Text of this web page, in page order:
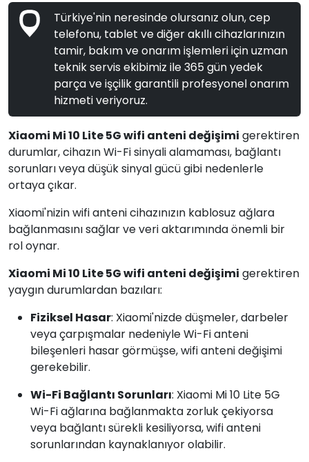
Türkiye'nin neresinde olursanız olun, cep
telefonu, tablet ve diğer akıllı cihazlarınızın
tamir, bakım ve onarım işlemleri için uzman
teknik servis ekibimiz ile 365 gün yedek
parça ve işçilik garantili profesyonel onarım
hizmeti veriyoruz.
Xiaomi Mi 10 Lite 5G wifi anteni değişimi gerektiren
durumlar, cihazın Wi-Fi sinyali alamaması, bağlantı
sorunları veya düşük sinyal gücü gibi nedenlerle
ortaya çıkar.
Xiaomi'nizin wifi anteni cihazınızın kablosuz ağlara
bağlanmasını sağlar ve veri aktarımında önemli bir
rol oynar.
Xiaomi Mi 10 Lite 5G wifi anteni değişimi gerektiren
yaygın durumlardan bazıları:
Fiziksel Hasar: Xiaomi'nizde düşmeler, darbeler
veya çarpışmalar nedeniyle Wi-Fi anteni
bileşenleri hasar görmüşse, wifi anteni değişimi
gerekebilir.
Wi-Fi Bağlantı Sorunları: Xiaomi Mi 10 Lite 5G
Wi-Fi ağlarına bağlanmakta zorluk çekiyorsa
veya bağlantı sürekli kesiliyorsa, wifi anteni
sorunlarından kaynaklanıyor olabilir.